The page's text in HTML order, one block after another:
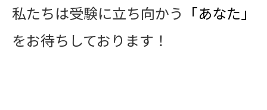
私たちは受験に立ち向かう 「あなた」
をお待ちしております！